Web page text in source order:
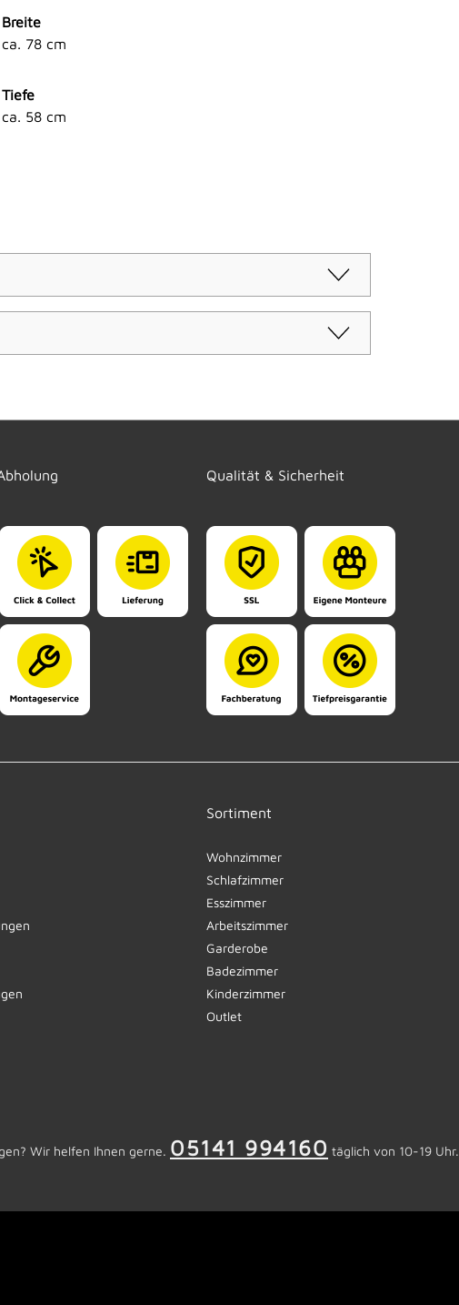
Breite
ca. 78 cm
Tiefe
ca. 58 cm
Qualität & Sicherheit
Sortiment
Wohnzimmer
Schlafzimmer
Esszimmer
Arbeitszimmer
Garderobe
Badezimmer
Kinderzimmer
Outlet
Wir helfen Ihnen gerne. 05141 994160 täglich von 10-19 Uhr.